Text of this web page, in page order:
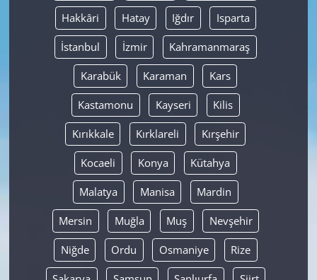
Hakkâri Hatay Iğdır Isparta
İstanbul İzmir Kahramanmaraş
Karabük Karaman Kars
Kastamonu Kayseri Kilis
Kırıkkale Kırklareli Kırşehir
Kocaeli Konya Kütahya
Malatya Manisa Mardin
Mersin Muğla Muş Nevşehir
Niğde Ordu Osmaniye Rize